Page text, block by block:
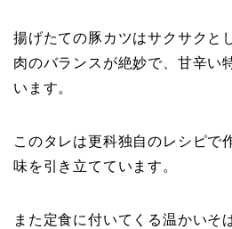
揚げたての豚カツはサクサクと
肉のバランスが絶妙で、甘辛い
います。
このタレは更科独自のレシピで
味を引き立てています。
また定食に付いてくる温かいそ